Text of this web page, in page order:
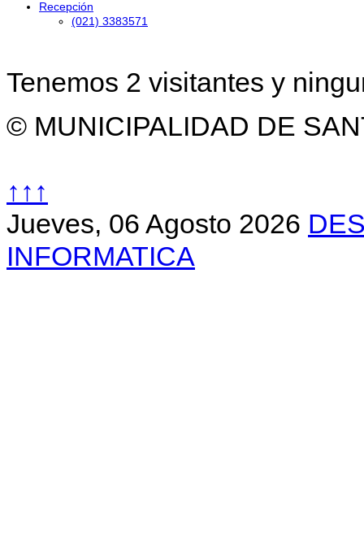
Recepción
(021) 3383571
Tenemos 2 visitantes y
© MUNICIPALIDAD DE
↑↑↑
Jueves, 06 Agosto 2026
INFORMATICA